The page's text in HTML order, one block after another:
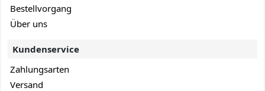
Bestellvorgang
Über uns
Kundenservice
Zahlungsarten
Versand